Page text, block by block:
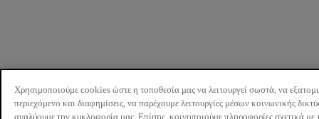
Χρησιμοποιούμε cookies ώστε η τοποθεσία μας να λειτουργεί σωστά, να
περιεχόμενο και διαφημίσεις, να παρέχουμε λειτουργίες μέσων κοινωνικής
αναλύουμε την κυκλοφορία μας. Επίσης, κοινοποιούμε πληροφορίες σχετικά με